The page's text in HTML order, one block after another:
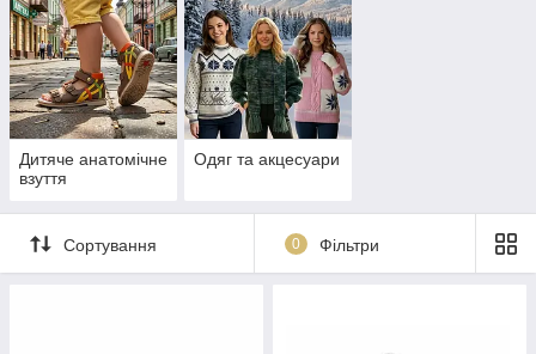
Дитяче анатомічне
взуття
Одяг та акцесуари
Сортування 0 Фільтри